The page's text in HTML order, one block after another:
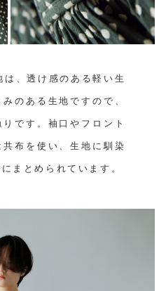
、透け感のある軽い生
のある生地ですので、
です。袖口やフロント
布を使い、生地に馴染
まとめられています。